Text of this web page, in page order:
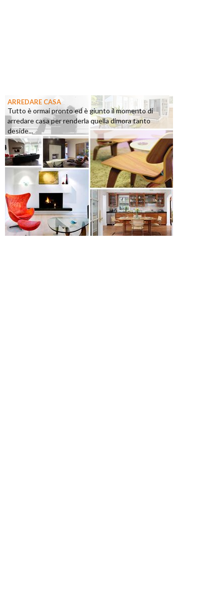
ARREDARE CASA
Tutto è ormai pronto ed è giunto il momento di
arredare casa per renderla quella dimora tanto
deside...